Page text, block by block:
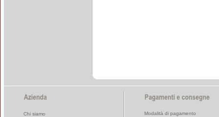
Chi siamo
Modalità di pagamento